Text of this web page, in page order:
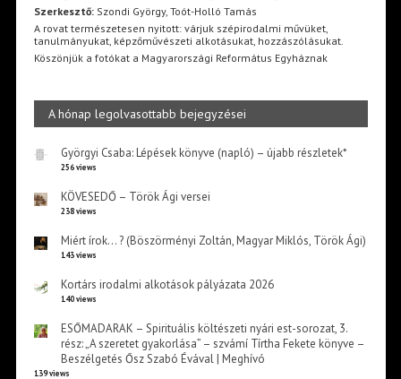
Szerkesztő:Szondi György, Toót-Holló Tamás
A rovat természetesen nyitott: várjuk szépirodalmi művüket,
tanulmányukat, képzőművészeti alkotásukat, hozzászólásukat.
Köszönjük a fotókat a Magyarországi Református Egyháznak
A hónap legolvasottabb bejegyzései
Györgyi Csaba: Lépések könyve (napló) – újabb részletek*
256 views
KÖVESEDŐ – Török Ági versei
238 views
Miért írok… ? (Böszörményi Zoltán, Magyar Miklós, Török Ági)
143 views
Kortárs irodalmi alkotások pályázata 2026
140 views
ESŐMADARAK – Spirituális költészeti nyári est-sorozat, 3.
rész: „A szeretet gyakorlása” – szvámí Tírtha Fekete könyve –
Beszélgetés Ősz Szabó Évával | Meghívó
139 views